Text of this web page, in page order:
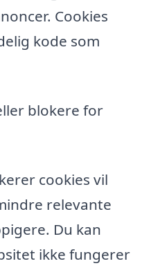
Cookies
kode som
blokere for
cookies vil
relevante
Du kan
ikke fungerer